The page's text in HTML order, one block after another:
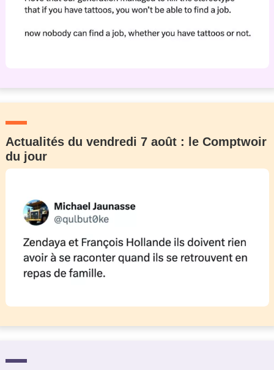
Actualités du vendredi 7 août : le Comptwoir
du jour